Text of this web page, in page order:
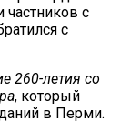
частников с
с
260-летия со
, который
в Перми.